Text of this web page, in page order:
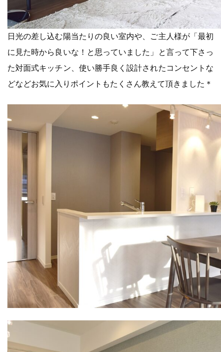
日光の差し込む陽当たりの良い室内や、ご主人様が「最初
に見た時から良いな！と思っていました」と言って下さっ
た対面式キッチン、使い勝手良く設計されたコンセントな
どなどお気に入りポイントもたくさん教えて頂きました＊